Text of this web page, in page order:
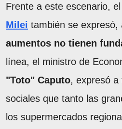
Frente a este escenario,
Milei también se expresó,
aumentos no tienen
línea, el ministro de
"Toto" Caputo, expresó a
sociales que tanto las
los supermercados